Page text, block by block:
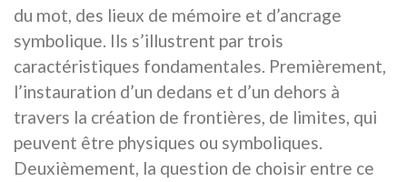
du mot, des lieux de mémoire et d’ancrage
symbolique. Ils s’illustrent par trois
caractéristiques fondamentales. Premièrement,
l’instauration d’un dedans et d’un dehors à
travers la création de frontières, de limites, qui
peuvent être physiques ou symboliques.
Deuxièmement, la question de choisir entre ce